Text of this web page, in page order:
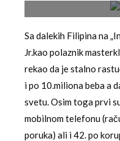
Sa dalekih Filipina na
Jr.kao polaznik
rekao da je stalno
i po 10.miliona beba a
svetu. Osim toga prvi
mobilnom telefonu
poruka) ali i 42. po